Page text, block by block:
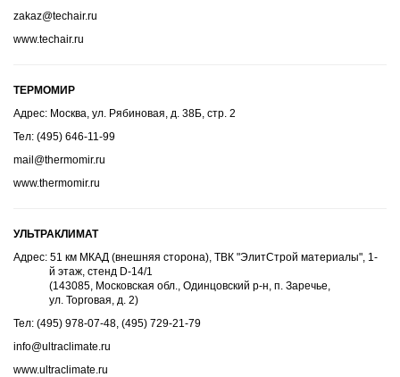
zakaz@techair.ru
www.techair.ru
ТЕРМОМИР
Адрес: Москва, ул. Рябиновая, д. 38Б, стр. 2
Тел: (495) 646-11-99
mail@thermomir.ru
www.thermomir.ru
УЛЬТРАКЛИМАТ
Адрес: 51 км МКАД (внешняя сторона), ТВК "ЭлитСтрой материалы", 1-
й этаж, стенд D-14/1
(143085, Московская обл., Одинцовский р-н, п. Заречье,
ул. Торговая, д. 2)
Тел: (495) 978-07-48, (495) 729-21-79
info@ultraclimate.ru
www.ultraclimate.ru